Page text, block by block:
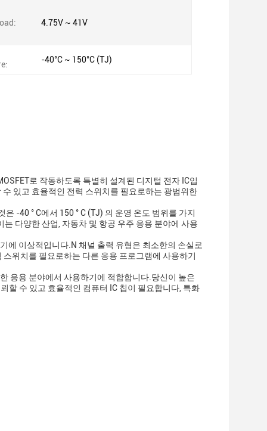
4.75V ~ 41V
-40°C ~ 150°C (TJ)
로 작동하도록 특별히 설계된 디지털 전자 IC입
있고 효율적인 전력 스위치를 필요로하는 광범위한
-40 ° C에서 150 ° C (TJ) 의 운영 온도 범위를 가지
다양한 산업, 자동차 및 항공 우주 응용 분야에 사용
에 이상적입니다.N 채널 출력 유형은 최소한의 손실로
위치를 필요로하는 다른 응용 프로그램에 사용하기
응용 분야에서 사용하기에 적합합니다.당신이 높은
할 수 있고 효율적인 컴퓨터 IC 칩이 필요합니다, 특화